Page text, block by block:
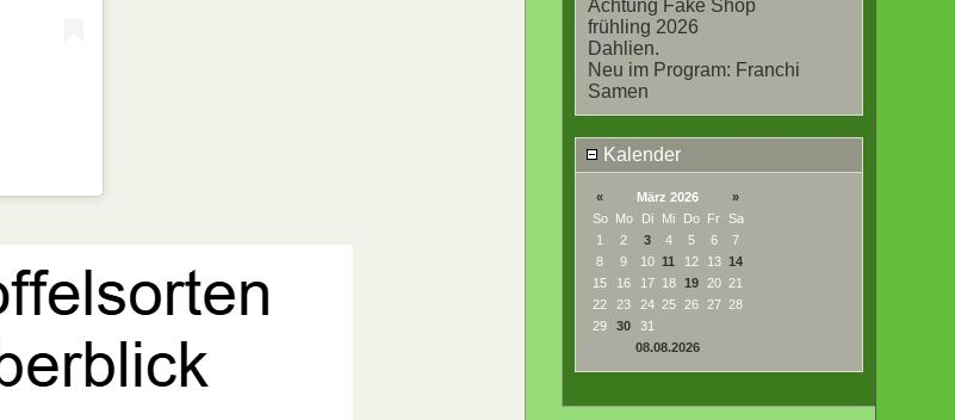
Achtung Fake Shop
frühling 2026
Dahlien.
Neu im Program: Franchi
Samen
Kalender
« März 2026
»
So Mo Di Mi Do Fr Sa
1
2 3 4 5 6
7
8
9 10 11 12 13 14
15
16 17 18 19 20 21
22
23 24 25 26 27 28
29
30
31
08.08.2026